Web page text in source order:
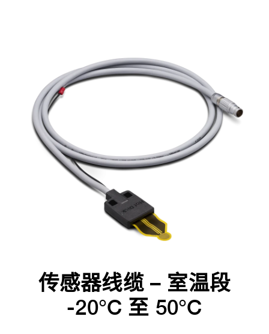
传感器线缆 – 室温段
-20°C 至 50°C